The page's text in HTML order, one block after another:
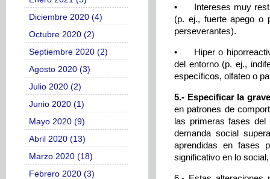
Diciembre 2020 (4)
Octubre 2020 (2)
Septiembre 2020 (2)
Agosto 2020 (3)
Julio 2020 (2)
Junio 2020 (1)
Mayo 2020 (9)
Abril 2020 (13)
Marzo 2020 (18)
Febrero 2020 (3)
•
Intereses muy
(p. ej., fuerte apego o
perseverantes).
•
Hiper o
del entorno (p. ej.,
específicos, olfateo o
5.- Especificar la
en patrones de
las primeras fases del
demanda social
aprendidas en fases
significativo en lo